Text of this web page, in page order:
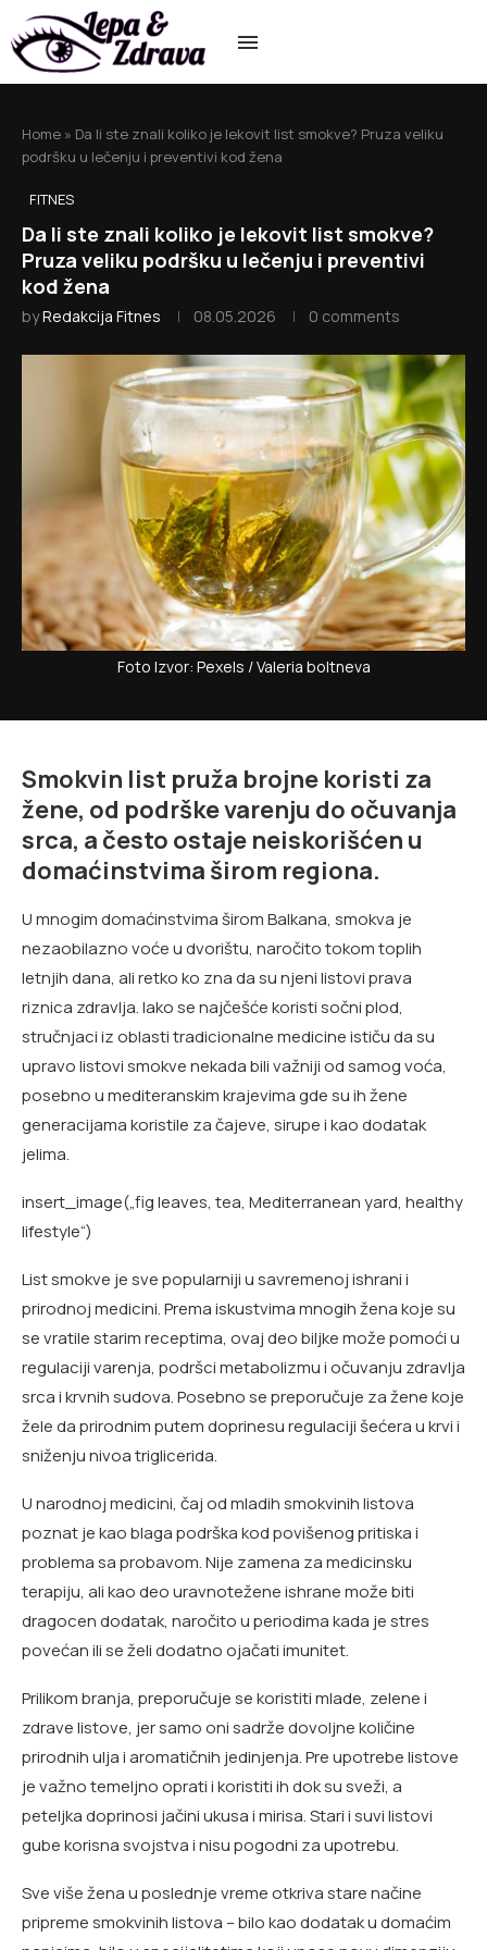
Home » Da li ste znali koliko je lekovit list smokve? Pruza veliku
podršku u lečenju i preventivi kod žena
FITNES
Da li ste znali koliko je lekovit list smokve?
Pruza veliku podršku u lečenju i preventivi
kod žena
byRedakcija Fitnes 08.05.2026 0 comments
Foto Izvor: Pexels / Valeria boltneva
Smokvin list pruža brojne koristi za
žene, od podrške varenju do očuvanja
srca, a često ostaje neiskorišćen u
domaćinstvima širom regiona.
U mnogim domaćinstvima širom Balkana, smokva je
nezaobilazno voće u dvorištu, naročito tokom toplih
letnjih dana, ali retko ko zna da su njeni listovi prava
riznica zdravlja. Iako se najčešće koristi sočni plod,
stručnjaci iz oblasti tradicionalne medicine ističu da su
upravo listovi smokve nekada bili važniji od samog voća,
posebno u mediteranskim krajevima gde su ih žene
generacijama koristile za čajeve, sirupe i kao dodatak
jelima.
insert_image(„fig leaves, tea, Mediterranean yard, healthy
lifestyle“)
List smokve je sve popularniji u savremenoj ishrani i
prirodnoj medicini. Prema iskustvima mnogih žena koje su
se vratile starim receptima, ovaj deo biljke može pomoći u
regulaciji varenja, podršci metabolizmu i očuvanju zdravlja
srca i krvnih sudova. Posebno se preporučuje za žene koje
žele da prirodnim putem doprinesu regulaciji šećera u krvi i
sniženju nivoa triglicerida.
U narodnoj medicini, čaj od mladih smokvinih listova
poznat je kao blaga podrška kod povišenog pritiska i
problema sa probavom. Nije zamena za medicinsku
terapiju, ali kao deo uravnotežene ishrane može biti
dragocen dodatak, naročito u periodima kada je stres
povećan ili se želi dodatno ojačati imunitet.
Prilikom branja, preporučuje se koristiti mlade, zelene i
zdrave listove, jer samo oni sadrže dovoljne količine
prirodnih ulja i aromatičnih jedinjenja. Pre upotrebe listove
je važno temeljno oprati i koristiti ih dok su sveži, a
peteljka doprinosi jačini ukusa i mirisa. Stari i suvi listovi
gube korisna svojstva i nisu pogodni za upotrebu.
Sve više žena u poslednje vreme otkriva stare načine
pripreme smokvinih listova – bilo kao dodatak u domaćim